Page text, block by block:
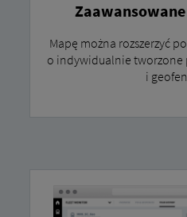
Mapę można rozszerzyć
o indywidualnie tworzone
i